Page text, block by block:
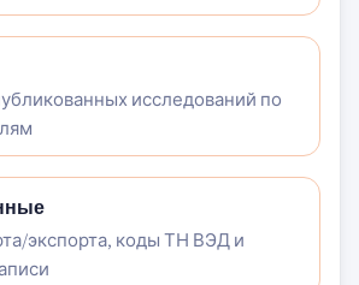
исследований по
экспорта, коды ТН ВЭД и